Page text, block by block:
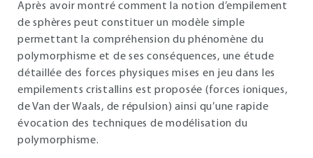
Après avoir montré comment la notion d’empilement
de sphères peut constituer un modèle simple
permettant la compréhension du phénomène du
polymorphisme et de ses conséquences, une étude
détaillée des forces physiques mises en jeu dans les
empilements cristallins est proposée (forces ioniques,
de Van der Waals, de répulsion) ainsi qu’une rapide
évocation des techniques de modélisation du
polymorphisme.